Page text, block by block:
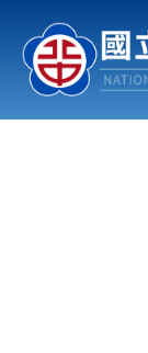
認識北中